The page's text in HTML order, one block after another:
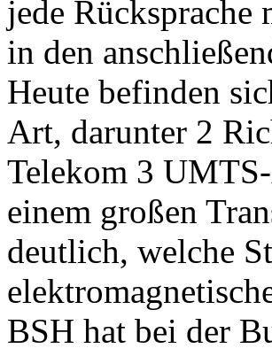
jede
in den
Heute befinden
Art, darunter 2
Telekom 3
einem großen
deutlich, welche
BSH hat bei der